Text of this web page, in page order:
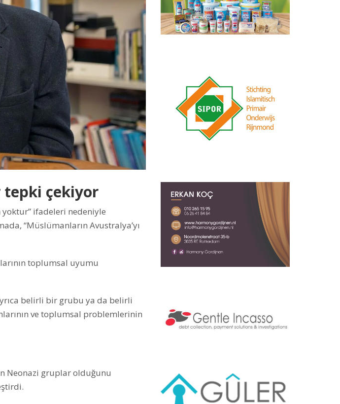
tepki çekiyor
ifadeleri nedeniyle
“Müslümanların Avustralya’yı
toplumsal uyumu
belirli bir grubu ya da belirli
ve toplumsal problemlerinin
Neonazi gruplar olduğunu